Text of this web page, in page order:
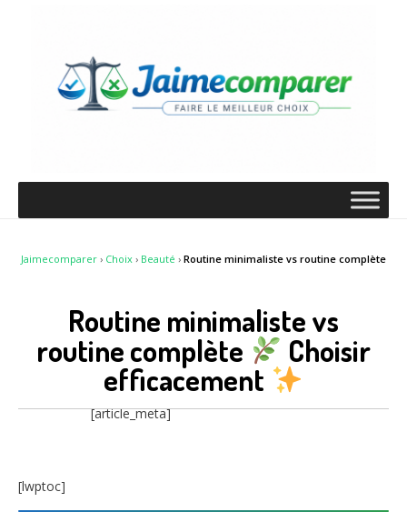
Jaimecomparer › Choix › Beauté › Routine minimaliste vs routine complète
Routine minimaliste vs
routine complète
Choisir
efficacement
[article_meta]
[lwptoc]